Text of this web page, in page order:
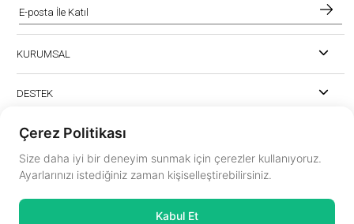
KURUMSAL
DESTEK
instagram.com/mvoiceinterior
Çerez Politikası
Size daha iyi bir deneyim sunmak için çerezler kullanıyoruz.
Ayarlarınızı istediğiniz zaman kişiselleştirebilirsiniz.
Kabul Et